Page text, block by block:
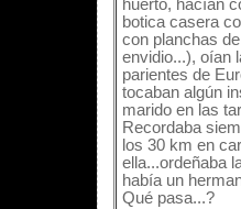
huerto, hacían
botica casera
con planchas
envidio...), oían
parientes de
tocaban algún
marido en las
Recordaba
los 30 km en
ella...ordeñaba
había un
Qué pasa...?